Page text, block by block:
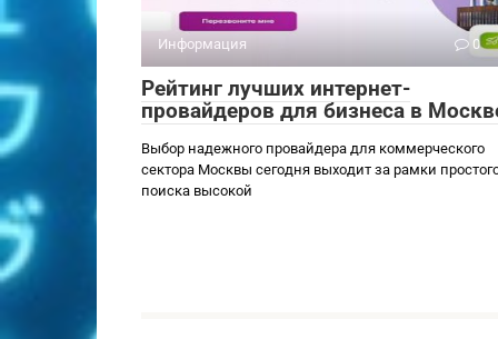
Информация 0
Рейтинг лучших интернет-
провайдеров для бизнеса в
Выбор надежного провайдера для коммерческого
сектора Москвы сегодня выходит за рамки
поиска высокой